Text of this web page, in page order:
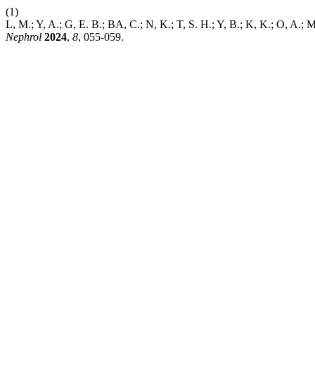
(1)
L, M.; Y, A.; G, E. B.; BA, C.; N, K.; T, S. H.; Y, B.; K, K.; O, A.;
Nephrol 2024, 8, 055-059.